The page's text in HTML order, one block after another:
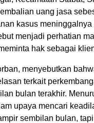
uang jasa
kasus meninggalnya
menjadi perhatian
hak sebagai
menyebutkan
terkait
bulan terakhir.
upaya mencari
sembilan bulan,